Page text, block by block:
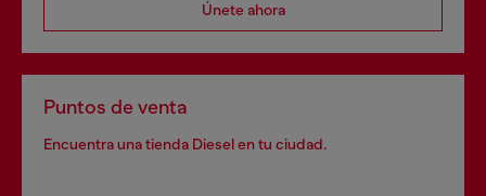
Únete ahora
Puntos de venta
Encuentra una tienda Diesel en tu ciudad.